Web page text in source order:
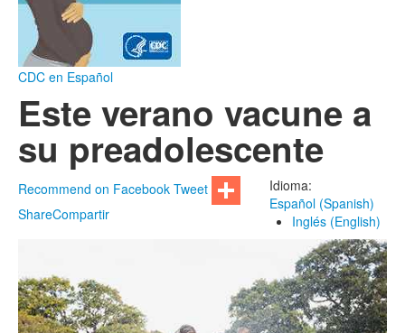
CDC en Español
Este verano vacune a
su preadolescente
Idioma:
Español (Spanish)
Inglés (English)
Recommend on Facebook Tweet
ShareCompartir